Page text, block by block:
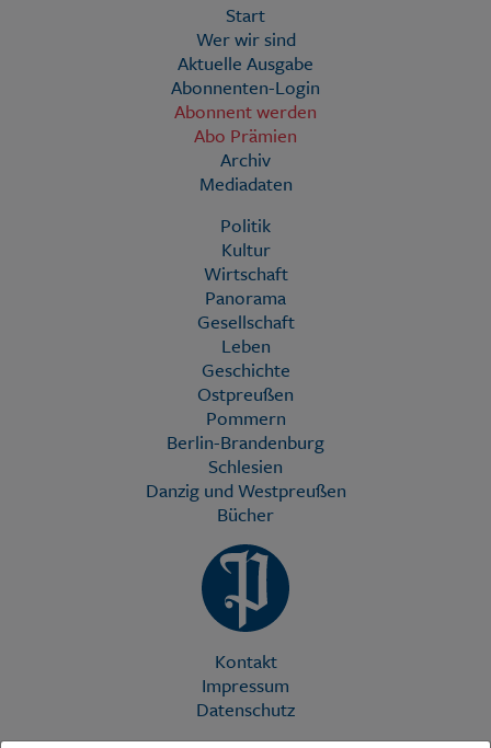
Start
Wer wir sind
Aktuelle Ausgabe
Abonnenten-Login
Abonnent werden
Abo Prämien
Archiv
Mediadaten
Politik
Kultur
Wirtschaft
Panorama
Gesellschaft
Leben
Geschichte
Ostpreußen
Pommern
Berlin-Brandenburg
Schlesien
Danzig und Westpreußen
Bücher
Kontakt
Impressum
Datenschutz